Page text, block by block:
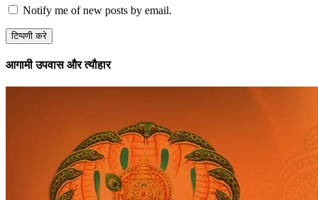
Notify me of new posts by email.
आगामी उपवास और त्यौहार